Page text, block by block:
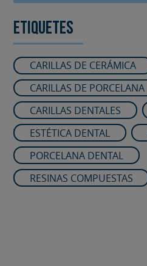
Etiquetes
CARILLAS DE CERÁMICA
CARILLAS DE PORCELANA
CARILLAS DENTALES
ESTÉTICA DENTAL
PORCELANA DENTAL
RESINAS COMPUESTAS